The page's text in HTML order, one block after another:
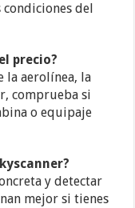
del
precio?
la aerolínea, la
comprueba si
o equipaje
y detectar
mejor si tienes